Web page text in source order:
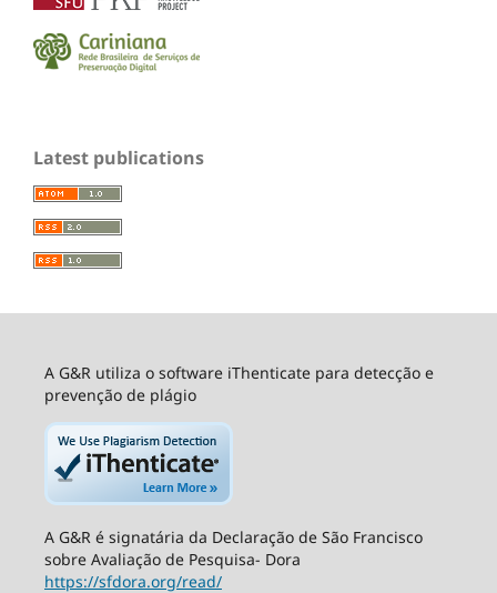
Latest publications
A G&R utiliza o software iThenticate para detecção e
prevenção de plágio
A G&R é signatária da Declaração de São Francisco
sobre Avaliação de Pesquisa- Dora
https://sfdora.org/read/